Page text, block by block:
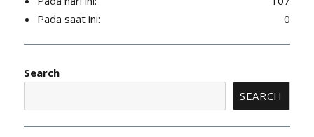
0
Pada saat ini:
Search
SEARCH